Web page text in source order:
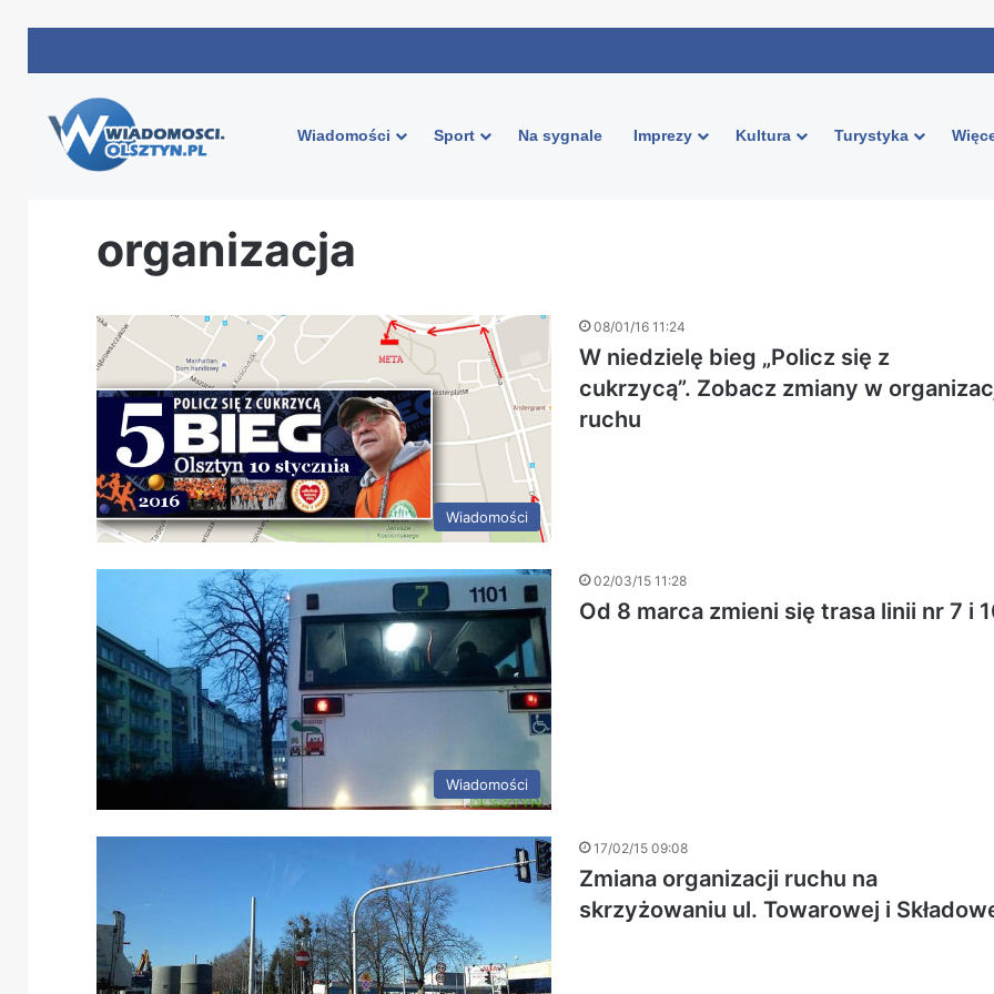
Wiadomości Sport Na sygnale Imprezy Kultura Turystyka
organizacja
Wiadomości
08/01/16 11:24
W niedzielę bieg „Policz się z
cukrzycą”. Zobacz zmiany w
ruchu
Wiadomości
02/03/15 11:28
Od 8 marca zmieni się trasa linii nr 7 i
17/02/15 09:08
Zmiana organizacji ruchu na
skrzyżowaniu ul. Towarowej i